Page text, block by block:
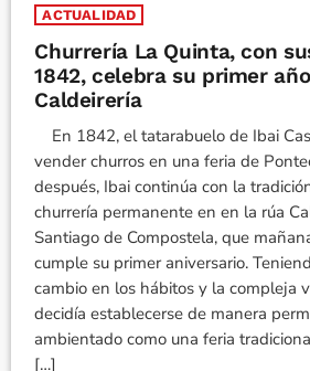
ACTUALIDAD
Churrería La Quinta, con
1842, celebra su primer
Caldeirería
En 1842, el tatarabuelo de Ibai
vender churros en una feria de
después, Ibai continúa con la
churrería permanente en en la rúa
Santiago de Compostela, que
cumple su primer aniversario.
cambio en los hábitos y la compleja
decidía establecerse de manera
ambientado como una feria
[…]